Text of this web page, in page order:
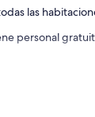
las
personal